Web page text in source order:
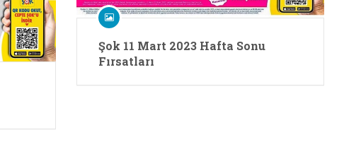
Şok 11 Mart 2023 Hafta Sonu
Fırsatları